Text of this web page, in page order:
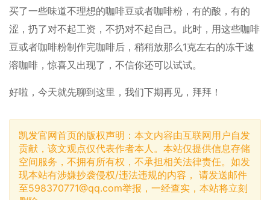
买了一些味道不理想的咖啡豆或者咖啡粉，有的酸，有的
涩，扔了对不起工资，不扔对不起自己。此时，用这些咖啡
豆或者咖啡粉制作完咖啡后，稍稍放那么1克左右的冻干速
溶咖啡，惊喜又出现了，不信你还可以试试。
好啦，今天就先聊到这里，我们下期再见，拜拜！
凯发官网首页的版权声明：本文内容由互联网用户自发
贡献，该文观点仅代表作者本人。本站仅提供信息存储
空间服务，不拥有所有权，不承担相关法律责任。如发
现本站有涉嫌抄袭侵权/违法违规的内容， 请发送邮件
至598370771@qq.com举报，一经查实，本站将立刻